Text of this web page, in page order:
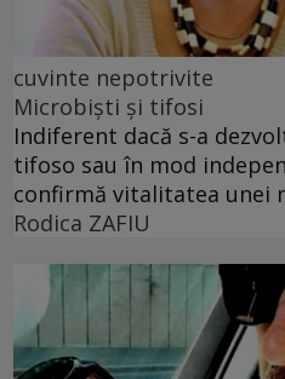
cuvinte nepotrivite
Microbiști și tifosi
Indiferent dacă s-a
tifoso sau în mod
confirmă vitalitatea unei
Rodica ZAFIU